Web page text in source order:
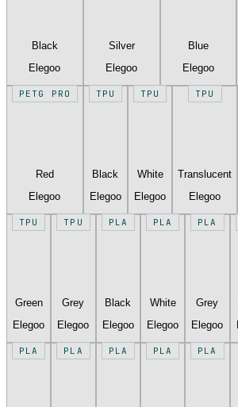
Black
Elegoo
Silver
Elegoo
Blue
Elegoo
PETG PRO
Red
Elegoo
TPU
Black
Elegoo
TPU
White
Elegoo
TPU
Translucent
Elegoo
TPU
Green
Elegoo
TPU
Grey
Elegoo
PLA
Black
Elegoo
PLA
White
Elegoo
PLA
Grey
Elegoo
PLA PLA PLA PLA PLA